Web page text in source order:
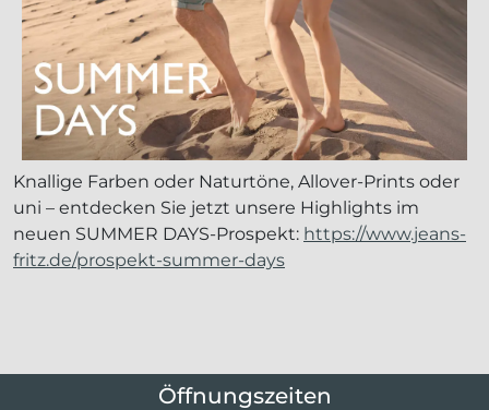
Knallige Farben oder Naturtöne, Allover-Prints oder
uni – entdecken Sie jetzt unsere Highlights im
neuen SUMMER DAYS-Prospekt: https://www.jeans-
fritz.de/prospekt-summer-days
Öffnungszeiten